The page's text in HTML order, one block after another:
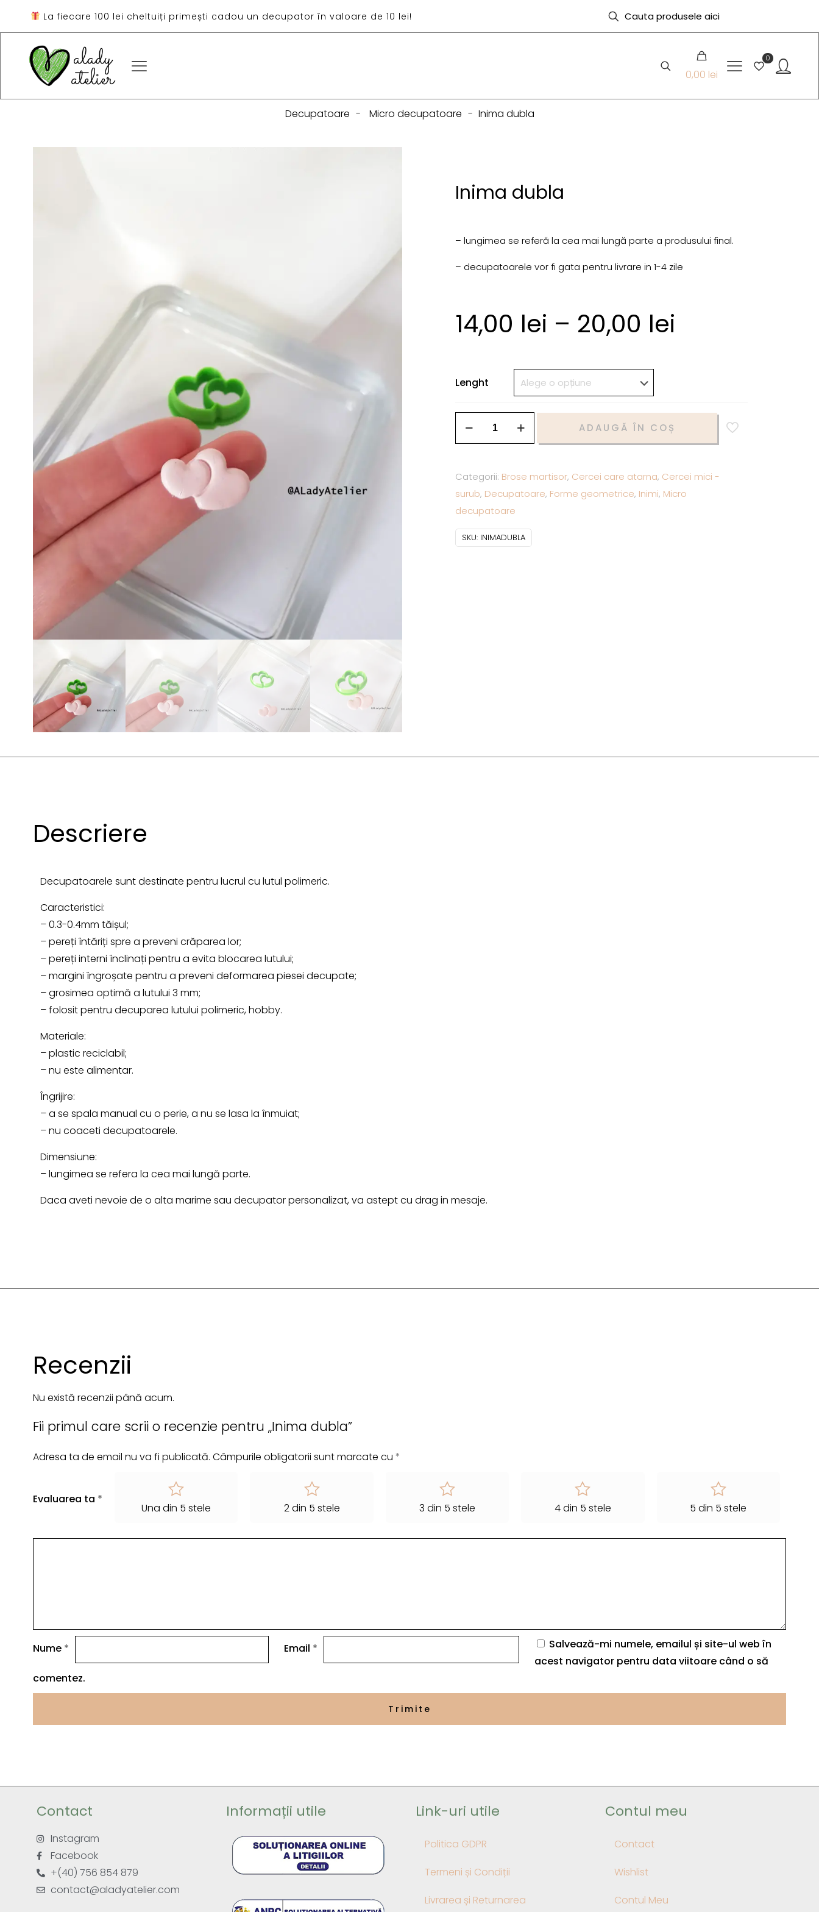
La fiecare 100 lei cheltuiți primești cadou un decupator în valoare de 10 lei!
0,00 lei
0
Decupatoare - Micro decupatoare - Inima dubla
Inima dubla
– lungimea se referă la cea mai lungă parte a produsului final.
– decupatoarele vor fi gata pentru livrare in 1-4 zile
14,00 lei – 20,00 lei
Lenght
ADAUGĂ ÎN COȘ
Categorii: Brose martisor, Cercei care atarna, Cercei mici -
surub, Decupatoare, Forme geometrice, Inimi, Micro
decupatoare
SKU: INIMADUBLA
Descriere
Decupatoarele sunt destinate pentru lucrul cu lutul polimeric.
Caracteristici:
– 0.3-0.4mm tăișul;
– pereți întăriți spre a preveni crăparea lor;
– pereți interni înclinați pentru a evita blocarea lutului;
– margini îngroșate pentru a preveni deformarea piesei decupate;
– grosimea optimă a lutului 3 mm;
– folosit pentru decuparea lutului polimeric, hobby.
Materiale:
– plastic reciclabil;
– nu este alimentar.
Îngrijire:
– a se spala manual cu o perie, a nu se lasa la înmuiat;
– nu coaceti decupatoarele.
Dimensiune:
– lungimea se refera la cea mai lungă parte.
Daca aveti nevoie de o alta marime sau decupator personalizat, va astept cu drag in mesaje.
Recenzii
Nu există recenzii până acum.
Fii primul care scrii o recenzie pentru „Inima dubla”
Adresa ta de email nu va fi publicată. Câmpurile obligatorii sunt marcate cu *
Evaluarea ta *
Una din 5 stele 2 din 5 stele 3 din 5 stele 4 din 5 stele 5 din 5 stele
Nume * Email *
Salvează-mi numele, emailul și site-ul web în
acest navigator pentru data viitoare când o să
comentez.
Contact
Instagram
Facebook
+(40) 756 854 879
contact@aladyatelier.com
Informații utile Link-uri utile
Politica GDPR
Termeni și Condiții
Livrarea și Returnarea
Contul meu
Contact
Wishlist
Contul Meu